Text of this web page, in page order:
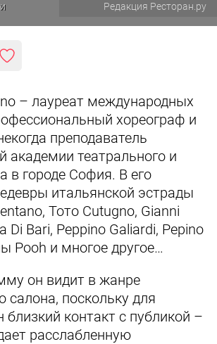
Редакция Ресторан.ру
– лауреат международных
хореограф и
преподаватель
академии театрального и
в городе София. В его
итальянской эстрады
Тото Cutugno, Gianni
Di Bari, Peppino Galiardi, Pepino
Pooh и многое другое…
он видит в жанре
салона, поскольку для
близкий контакт с публикой –
расслабленную